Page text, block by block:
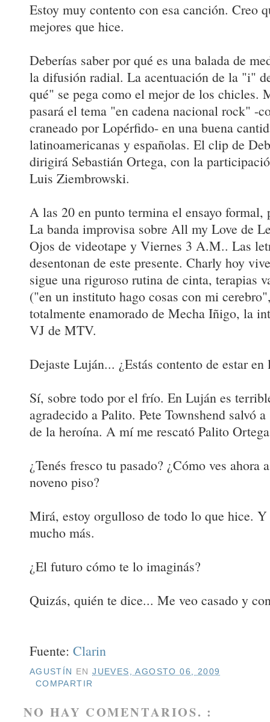
Estoy muy contento con esa canción. Creo
mejores que hice.
Deberías saber por qué es una balada de
la difusión radial. La acentuación de la "i"
qué" se pega como el mejor de los chicles.
pasará el tema "en cadena nacional rock" -
craneado por Lopérfido- en una buena
latinoamericanas y españolas. El clip de
dirigirá Sebastián Ortega, con la
Luis Ziembrowski.
A las 20 en punto termina el ensayo formal,
La banda improvisa sobre All my Love de
Ojos de videotape y Viernes 3 A.M.. Las
desentonan de este presente. Charly hoy
sigue una riguroso rutina de cinta, terapias
("en un instituto hago cosas con mi
totalmente enamorado de Mecha Iñigo, la
VJ de MTV.
Dejaste Luján... ¿Estás contento de estar en
Sí, sobre todo por el frío. En Luján es
agradecido a Palito. Pete Townshend salvó
de la heroína. A mí me rescató Palito
¿Tenés fresco tu pasado? ¿Cómo ves ahora
noveno piso?
Mirá, estoy orgulloso de todo lo que hice. Y
mucho más.
¿El futuro cómo te lo imaginás?
Quizás, quién te dice... Me veo casado y
Fuente: Clarin
AGUSTÍN ENJUEVES, AGOSTO 06, 2009
COMPARTIR
NO HAY COMENTARIOS. :